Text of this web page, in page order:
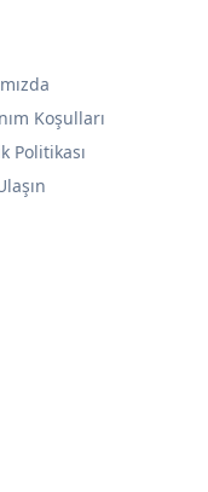
Koşulları
Politikası